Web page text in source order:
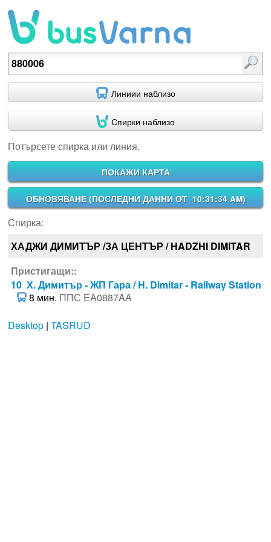
Потърсете спирка или линия.
Линиии наблизо
Спирки наблизо
Потърсете спирка или линия.
ПОКАЖИ КАРТА
ОБНОВЯВАНЕ (ПОСЛЕДНИ ДАННИ ОТ 10:31:34 AM)
Спирка:
ХАДЖИ ДИМИТЪР /ЗА ЦЕНТЪР / HADZHI DIMITAR
Пристигащи::
10 Х. Димитър - ЖП Гара / H. Dimitar - Railway Station
8 мин. ППС EA0887AA
Desktop| TASRUD